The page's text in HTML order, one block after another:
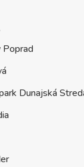
Poprad
Dunajská